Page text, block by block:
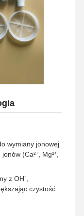
Aktualności
wymiany jonowej
(Ca²⁺, Mg²⁺,
z OH⁻,
czystość